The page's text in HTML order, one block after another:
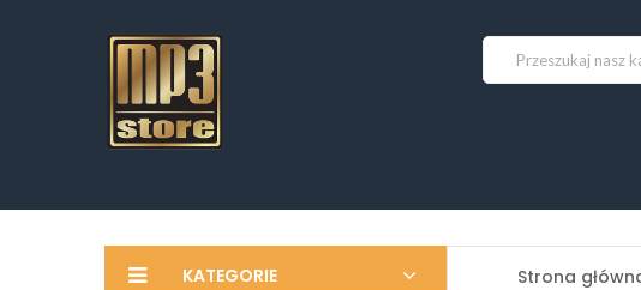
KATEGORIE Strona